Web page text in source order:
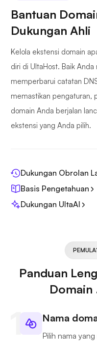
Bantuan
Dukungan Ahli
Kelola ekstensi domain
diri di UltaHost. Baik
memperbarui catatan
memastikan pengaturan,
domain Anda berjalan
ekstensi yang Anda pilih.
Dukungan Obrolan
Basis Pengetahuan
Dukungan UltaAI
Panduan
Domain
Nama
Pilih nama